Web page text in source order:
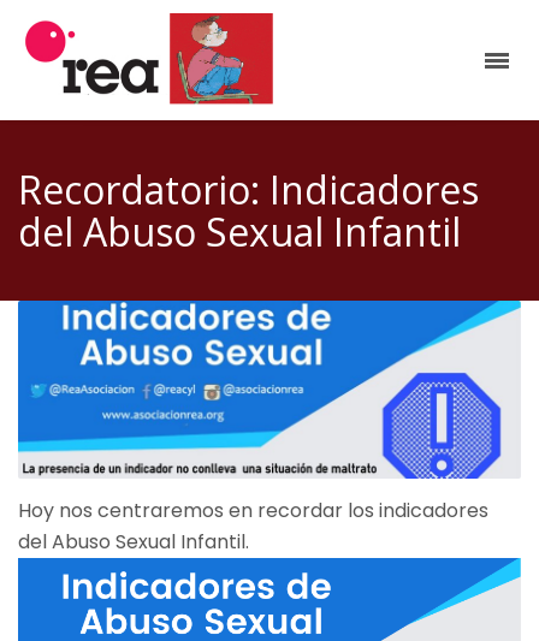
Recordatorio: Indicadores
del Abuso Sexual Infantil
Hoy nos centraremos en recordar los indicadores
del Abuso Sexual Infantil.